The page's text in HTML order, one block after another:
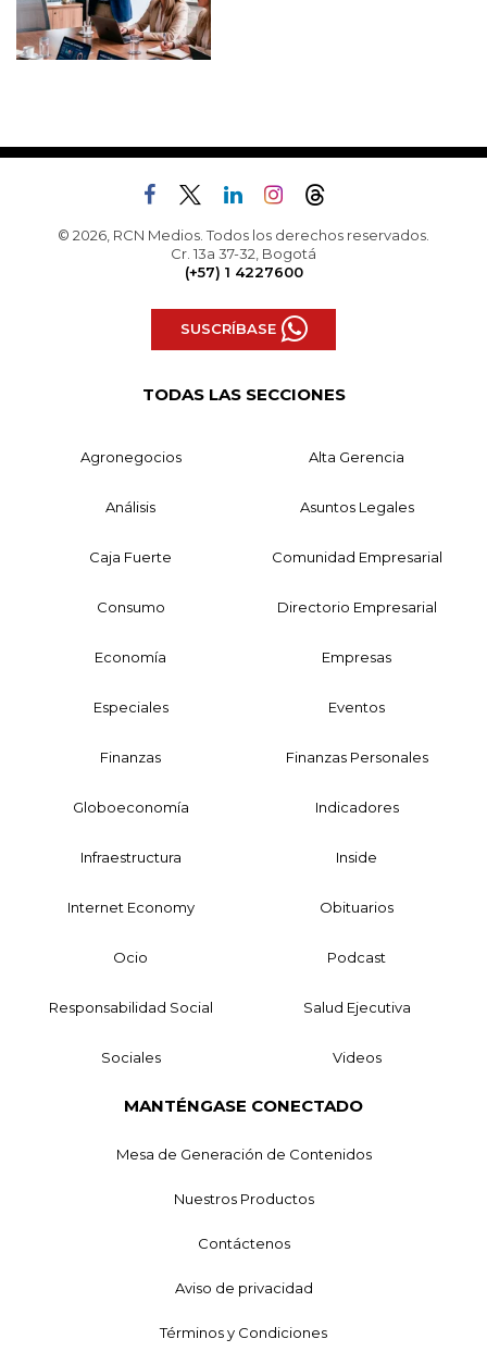
© 2026, RCN Medios. Todos los derechos reservados.
Cr. 13a 37-32, Bogotá
(+57) 1 4227600
SUSCRÍBASE
TODAS LAS SECCIONES
Agronegocios Alta Gerencia
Análisis Asuntos Legales
Caja Fuerte Comunidad Empresarial
Consumo Directorio Empresarial
Economía Empresas
Especiales Eventos
Finanzas Finanzas Personales
Globoeconomía Indicadores
Infraestructura Inside
Internet Economy Obituarios
Ocio Podcast
Responsabilidad Social Salud Ejecutiva
Sociales Videos
MANTÉNGASE CONECTADO
Mesa de Generación de Contenidos
Nuestros Productos
Contáctenos
Aviso de privacidad
Términos y Condiciones